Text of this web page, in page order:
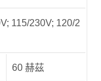
115/230V; 120/2
60 赫茲